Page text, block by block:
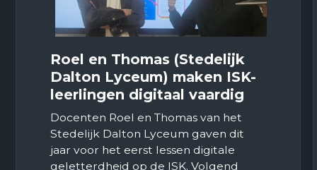
Roel en Thomas (Stedelijk
Dalton Lyceum) maken ISK-
leerlingen digitaal vaardig
Docenten Roel en Thomas van het
Stedelijk Dalton Lyceum gaven dit
jaar voor het eerst lessen digitale
geletterdheid op de ISK. Volgend